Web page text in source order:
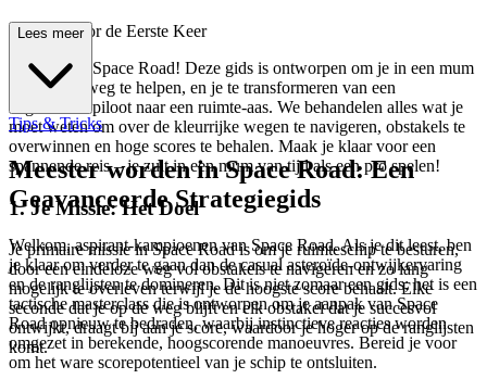
ete Gids voor de Eerste Keer
Welkom bij Space Road! Deze gids is ontworpen om je in een mum
van tijd op weg te helpen, en je te transformeren van een
beginnende piloot naar een ruimte-aas. We behandelen alles wat je
moet weten om over de kleurrijke wegen te navigeren, obstakels te
overwinnen en hoge scores te behalen. Maak je klaar voor een
spannende reis – je zult in een mum van tijd als een pro spelen!
1. Je Missie: Het Doel
Je primaire missie in Space Road is om je ruimteschip te besturen,
door een eindeloze weg vol obstakels te navigeren en zo lang
mogelijk te overleven terwijl je de hoogste score behaalt. Elke
seconde dat je op de weg blijft en elk obstakel dat je succesvol
ontwijkt, draagt bij aan je score, waardoor je hoger op de ranglijsten
komt.
Lees meer
Tips & Tricks
Meester worden in Space Road: Een
Geavanceerde Strategiegids
Welkom, aspirant-kampioenen van Space Road. Als je dit leest, ben
je klaar om verder te gaan dan de casual asteroïde-ontwijkervaring
en de ranglijsten te domineren. Dit is niet zomaar een gids; het is een
tactische masterclass die is ontworpen om je aanpak van Space
Road opnieuw te bedraden, waarbij instinctieve reacties worden
omgezet in berekende, hoogscorende manoeuvres. Bereid je voor
om het ware scorepotentieel van je schip te ontsluiten.